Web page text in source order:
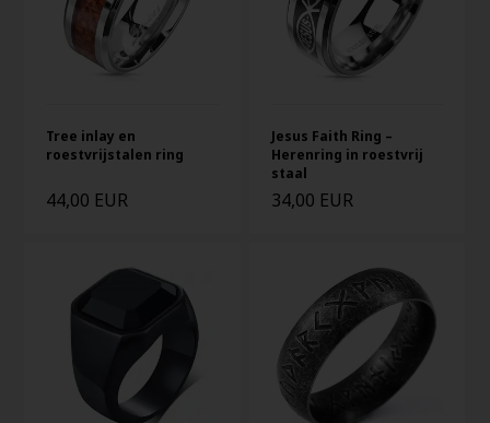
Tree inlay en
roestvrijstalen ring
44,00 EUR
Jesus Faith Ring –
Herenring in roestvrij
staal
34,00 EUR